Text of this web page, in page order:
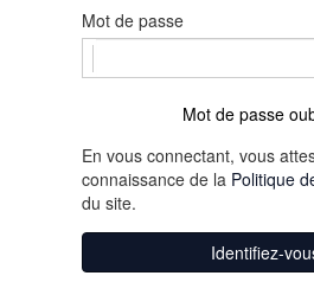
Mot de passe
Mot de passe
En vous connectant, vous
connaissance de la Politique
du site.
Identifiez-